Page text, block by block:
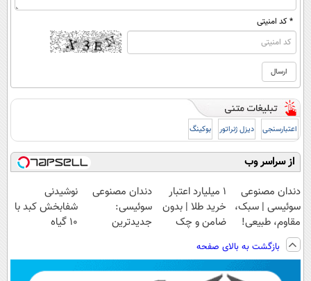
* کد امنیتی
اعتبارسنجی دیزل ژنراتور بوکینگ
از سراسر وب
دندان مصنوعی
سوئیسی | سبک،
مقاوم، طبیعی!
ویزیت
رایگان+پرداخت
اقساطی😍
۱ میلیارد اعتبار
خرید طلا | بدون
ضامن و چک
دندان مصنوعی
سوئیسی:
جدیدترین
پرداخت قسطی
نوشیدنی
شفابخش کبد با
10 گیاه
بازگشت به بالای صفحه